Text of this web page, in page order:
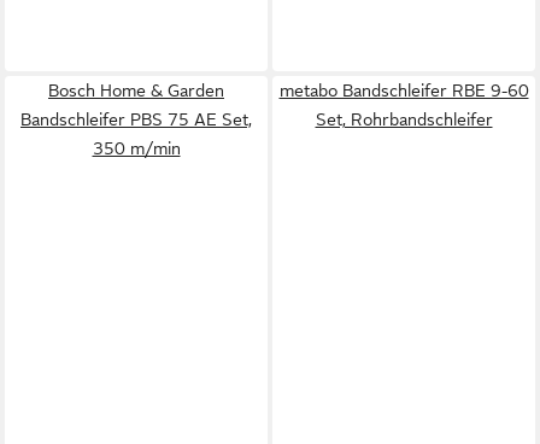
Bosch Home & Garden
Bandschleifer PBS 75 AE Set,
350 m/min
metabo Bandschleifer RBE 9-60
Set, Rohrbandschleifer